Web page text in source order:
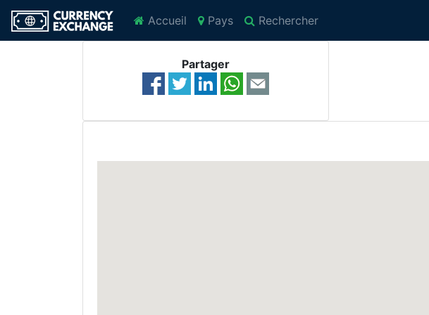
Accueil Pays Rechercher
Partager